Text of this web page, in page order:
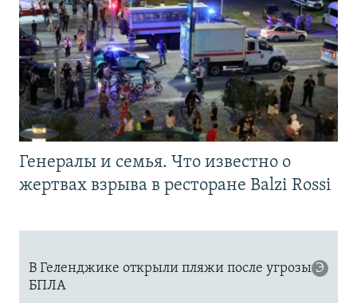
Генералы и семья. Что известно о
жертвах взрыва в ресторане Balzi Rossi